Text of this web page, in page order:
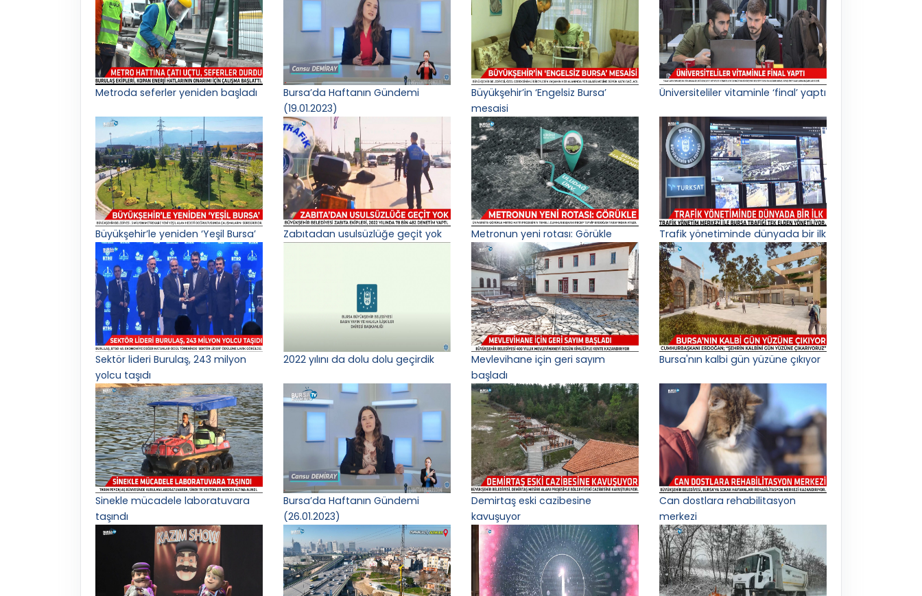
Metroda seferler yeniden başladı
Bursa’da Haftanın Gündemi
(19.01.2023)
Büyükşehir’in ‘Engelsiz Bursa’
mesaisi
Üniversiteliler vitaminle ‘final’ yaptı
Büyükşehir’le yeniden ‘Yeşil Bursa’ Zabıtadan usulsüzlüğe geçit yok Metronun yeni rotası: Görükle Trafik yönetiminde dünyada bir ilk
Sektör lideri Burulaş, 243 milyon
yolcu taşıdı
2022 yılını da dolu dolu geçirdik
Mevlevihane için geri sayım
başladı
Bursa'nın kalbi gün yüzüne çıkıyor
Sinekle mücadele laboratuvara
taşındı
Bursa’da Haftanın Gündemi
(26.01.2023)
Demirtaş eski cazibesine
kavuşuyor
Can dostlara rehabilitasyon
merkezi